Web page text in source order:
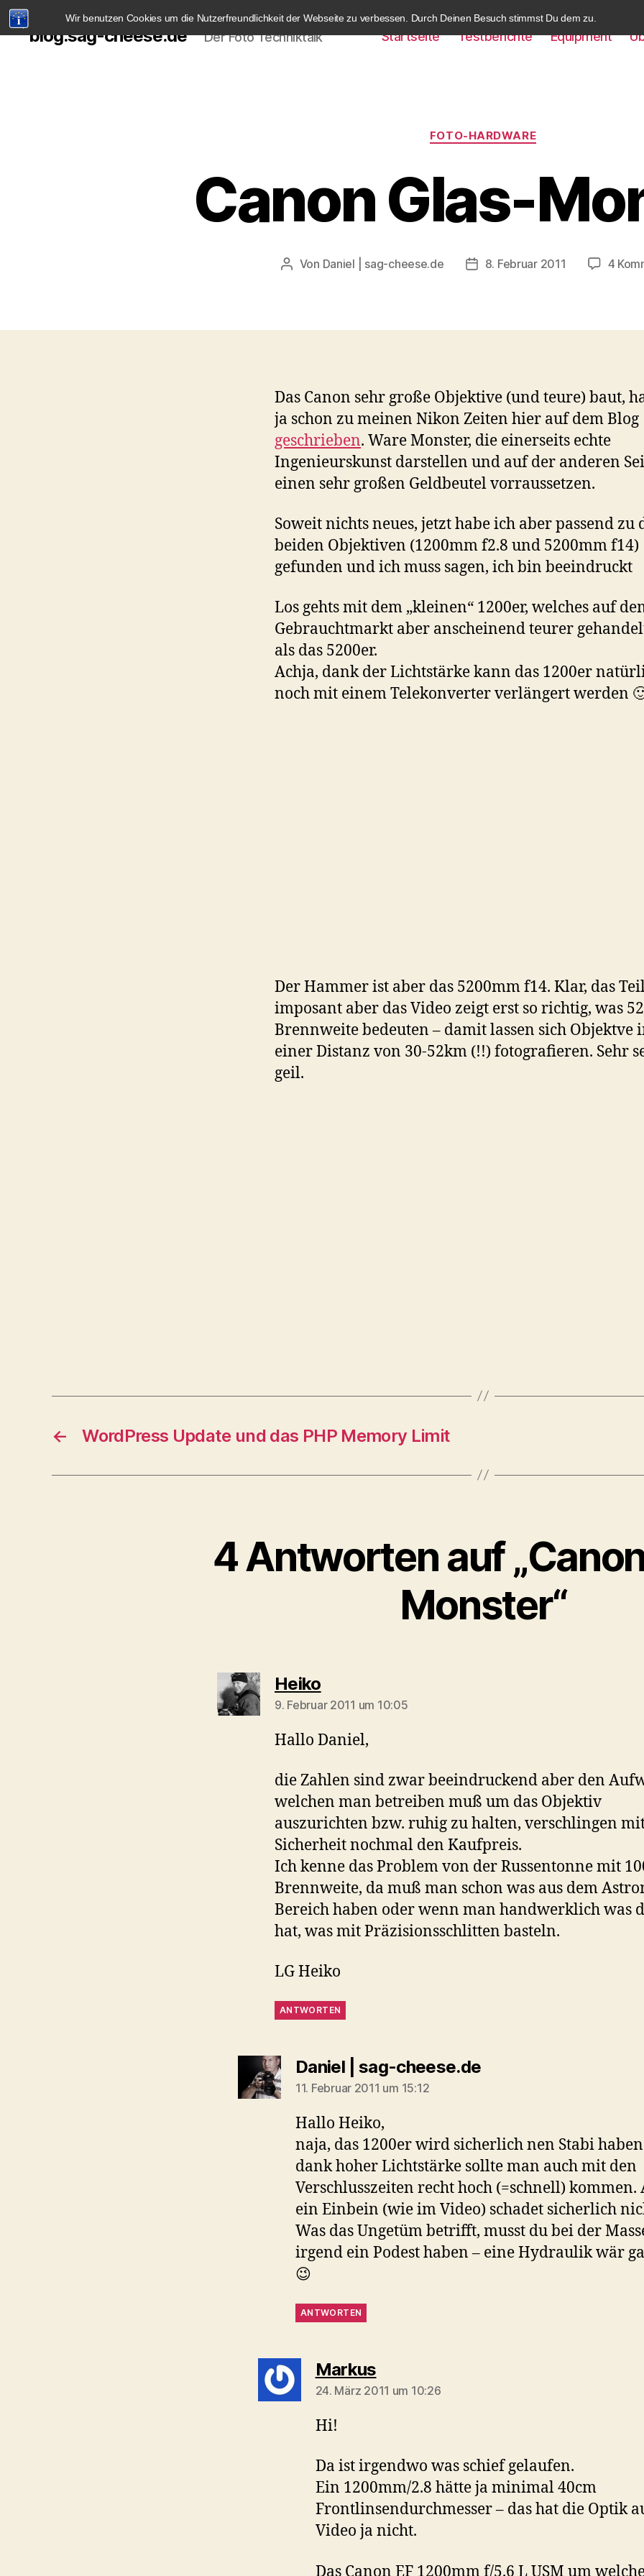
Wir benutzen Cookies um die Nutzerfreundlichkeit der Webseite zu verbessen. Durch Deinen Besuch stimmst Du dem zu.
blog.sag-cheese.de Der Foto Techniktalk Startseite Testberichte Equipment
Kategorien
FOTO-HARDWARE
Canon Glas-
Beitragsautor
Von Daniel | sag-cheese.de Beitragsdatum
8. Februar 2011 4
Das Canon sehr große Objektive (und teure) baut,
ja schon zu meinen Nikon Zeiten hier auf dem Blog
geschrieben. Ware Monster, die einerseits echte
Ingenieurskunst darstellen und auf der anderen
einen sehr großen Geldbeutel vorraussetzen.
Soweit nichts neues, jetzt habe ich aber passend zu
beiden Objektiven (1200mm f2.8 und 5200mm f14)
gefunden und ich muss sagen, ich bin beeindruckt
Los gehts mit dem „kleinen“ 1200er, welches auf
Gebrauchtmarkt aber anscheinend teurer
als das 5200er.
Achja, dank der Lichtstärke kann das 1200er
noch mit einem Telekonverter verlängert werden
Der Hammer ist aber das 5200mm f14. Klar, das
imposant aber das Video zeigt erst so richtig, was
Brennweite bedeuten – damit lassen sich Objektve
einer Distanz von 30-52km (!!) fotografieren. Sehr
geil.
← WordPress Update und das PHP Memory Limit
4 Antworten auf
Monster“
Heikosagt:
9. Februar 2011 um 10:05
Hallo Daniel,
die Zahlen sind zwar beeindruckend aber den
welchen man betreiben muß um das Objektiv
auszurichten bzw. ruhig zu halten, verschlingen
Sicherheit nochmal den Kaufpreis.
Ich kenne das Problem von der Russentonne mit
Brennweite, da muß man schon was aus dem
Bereich haben oder wenn man handwerklich was
hat, was mit Präzisionsschlitten basteln.
LG Heiko
ANTWORTEN
Daniel | sag-cheese.desagt:
11. Februar 2011 um 15:12
Hallo Heiko,
naja, das 1200er wird sicherlich nen Stabi
dank hoher Lichtstärke sollte man auch mit den
Verschlusszeiten recht hoch (=schnell) kommen.
ein Einbein (wie im Video) schadet sicherlich
Was das Ungetüm betrifft, musst du bei der
irgend ein Podest haben – eine Hydraulik wär
😉
ANTWORTEN
Markussagt:
24. März 2011 um 10:26
Hi!
Da ist irgendwo was schief gelaufen.
Ein 1200mm/2.8 hätte ja minimal 40cm
Frontlinsendurchmesser – das hat die Optik
Video ja nicht.
Das Canon EF 1200mm f/5.6 L USM um